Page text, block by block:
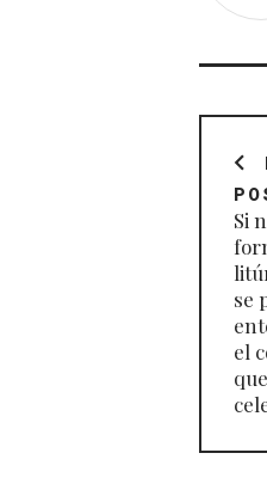
de
Si
se
el